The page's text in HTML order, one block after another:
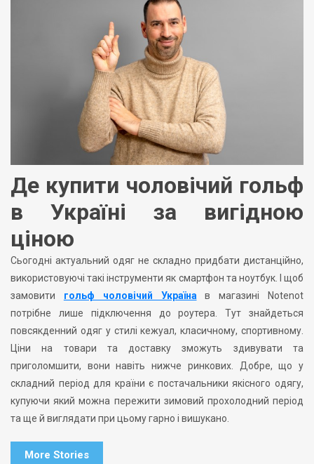
Де купити чоловічий гольф
в Україні за вигідною
ціною
Сьогодні актуальний одяг не складно придбати дистанційно,
використовуючі такі інструменти як смартфон та ноутбук. І щоб
замовити гольф чоловічий Україна в магазині Notenot
потрібне лише підключення до роутера. Тут знайдеться
повсякденний одяг у стилі кежуал, класичному, спортивному.
Ціни на товари та доставку зможуть здивувати та
приголомшити, вони навіть нижче ринкових. Добре, що у
складний період для країни є постачальники якісного одягу,
купуючи який можна пережити зимовий прохолодний період
та ще й виглядати при цьому гарно і вишукано.
More Stories